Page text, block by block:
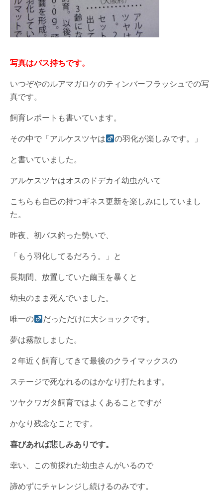
写真はバス持ちです。
いつぞやのルアマガロケのティンバーフラッシュでの写
真です。
飼育レポートも書いています。
その中で「アルケスツヤは
の羽化が楽しみです。」
と書いていました。
アルケスツヤはオスのドデカイ幼虫がいて
こちらも自己の持つギネス更新を楽しみにしていまし
た。
昨夜、初バス釣った勢いで、
「もう羽化してるだろう。」と
長期間、放置していた繭玉を暴くと
幼虫のまま死んでいました。
唯一の
だっただけに大ショックです。
夢は霧散しました。
２年近く飼育してきて最後のクライマックスの
ステージで死なれるのはかなり打たれます。
ツヤクワガタ飼育ではよくあることですが
かなり残念なことです。
喜びあれば悲しみありです。
幸い、この前採れた幼虫さんがいるので
諦めずにチャレンジし続けるのみです。